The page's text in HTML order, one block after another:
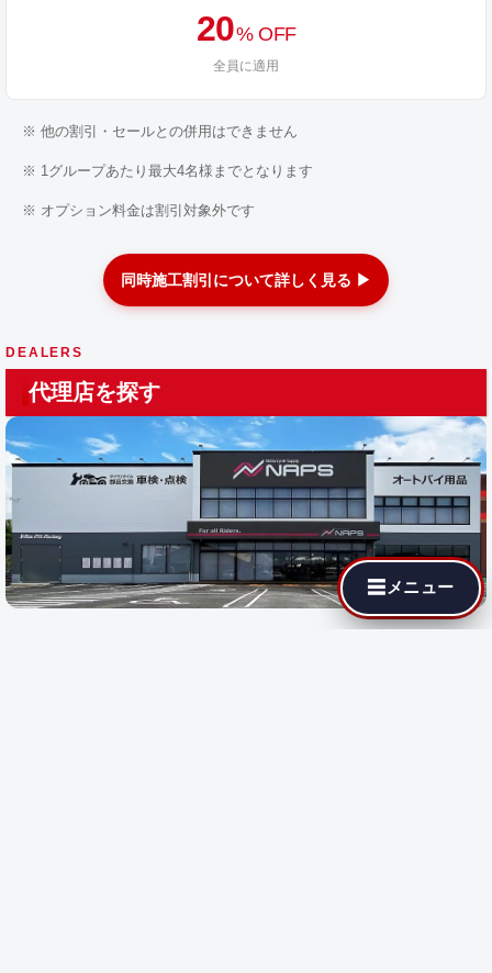
20% OFF
全員に適用
※ 他の割引・セールとの併用はできません
※ 1グループあたり最大4名様までとなります
※ オプション料金は割引対象外です
同時施工割引について詳しく見る ▶
DEALERS
代理店を探す
☰ メニュー